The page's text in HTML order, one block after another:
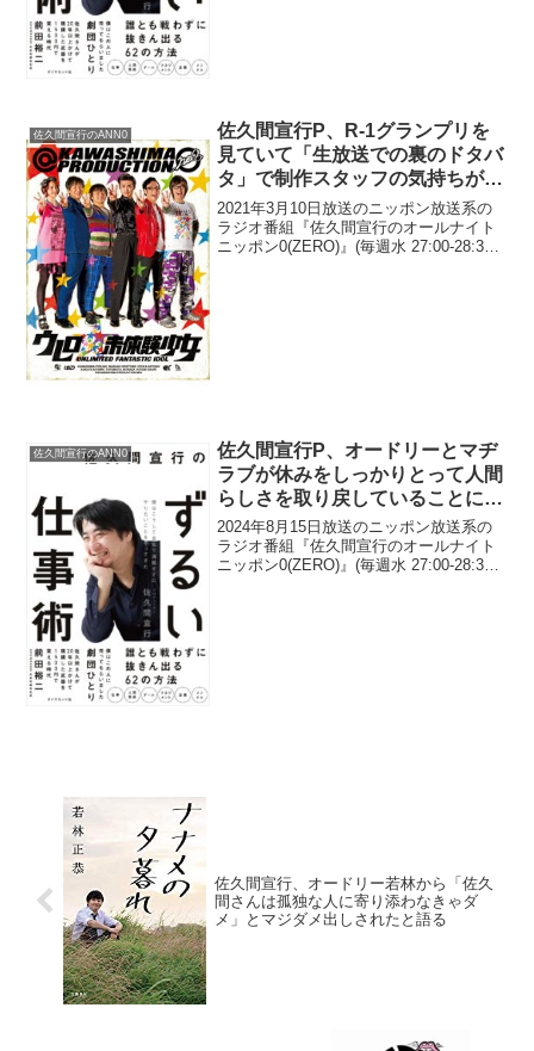
佐久間宣行のANN0
佐久間宣行P、R-1グランプリを
見ていて「生放送での裏のドタバ
タ」で制作スタッフの気持ちが
「痛いほど分かって、正直、ネタ
に集中できなかった」と告白
2021年3月10日放送のニッポン放送系の
ラジオ番組『佐久間宣行のオールナイト
ニッポン0(ZERO)』(毎週水 27:00-28:30)
佐久間宣行のANN0
佐久間宣行P、オードリーとマヂ
ラブが休みをしっかりとって人間
らしさを取り戻していることに
「危機感」を持っている理由
2024年8月15日放送のニッポン放送系の
ラジオ番組『佐久間宣行のオールナイト
ニッポン0(ZERO)』(毎週水 27:00-28:30)
佐久間宣行、オードリー若林から「佐久
間さんは孤独な人に寄り添わなきゃダ
メ」とマジダメ出しされたと語る